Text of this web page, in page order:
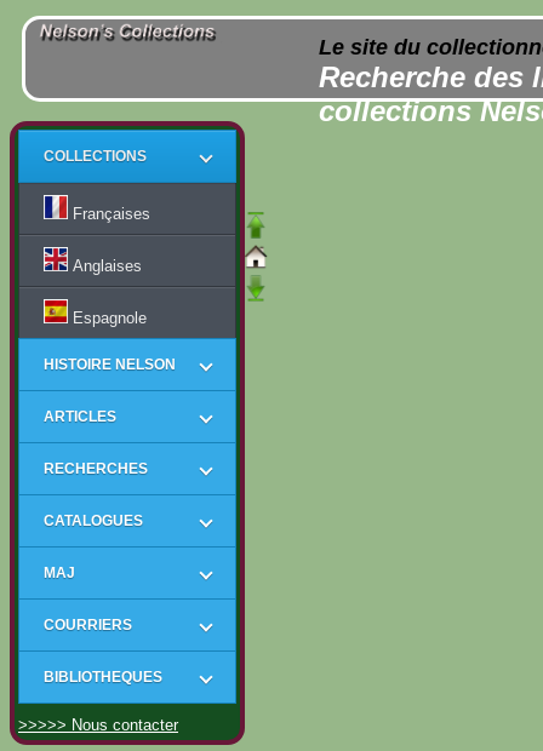
Le site du
Recherche des
collections
COLLECTIONS
Françaises
Anglaises
Espagnole
HISTOIRE NELSON
ARTICLES
RECHERCHES
CATALOGUES
MAJ
COURRIERS
BIBLIOTHEQUES
>>>>> Nous contacter